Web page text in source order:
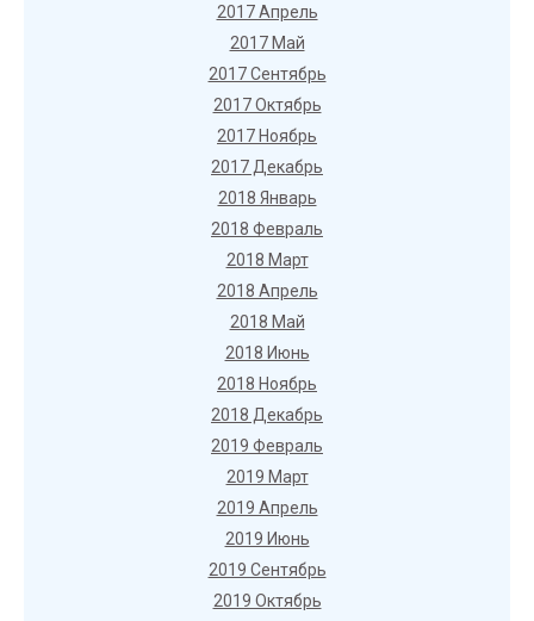
2017 Апрель
2017 Май
2017 Сентябрь
2017 Октябрь
2017 Ноябрь
2017 Декабрь
2018 Январь
2018 Февраль
2018 Март
2018 Апрель
2018 Май
2018 Июнь
2018 Ноябрь
2018 Декабрь
2019 Февраль
2019 Март
2019 Апрель
2019 Июнь
2019 Сентябрь
2019 Октябрь